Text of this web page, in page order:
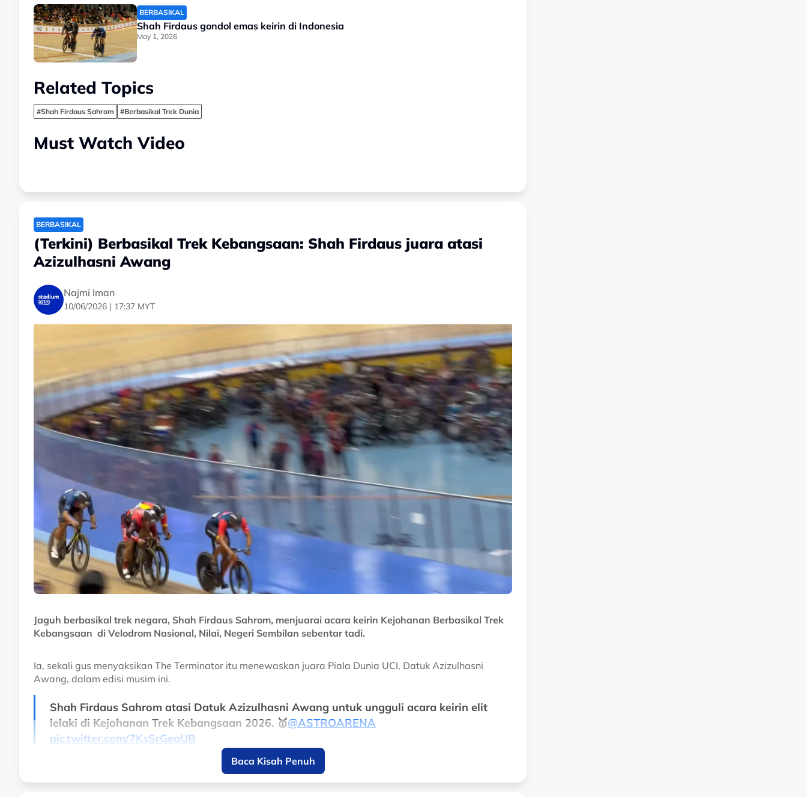
BERBASIKAL
Shah Firdaus gondol emas keirin di Indonesia
May 1, 2026
Related Topics
#Shah Firdaus Sahrom #Berbasikal Trek Dunia
Must Watch Video
BERBASIKAL
(Terkini) Berbasikal Trek Kebangsaan: Shah Firdaus juara atasi
Azizulhasni Awang
Najmi Iman
10/06/2026 | 17:37 MYT
Jaguh berbasikal trek negara, Shah Firdaus Sahrom, menjuarai acara keirin Kejohanan Berbasikal Trek
Kebangsaan di Velodrom Nasional, Nilai, Negeri Sembilan sebentar tadi.
Ia, sekali gus menyaksikan The Terminator itu menewaskan juara Piala Dunia UCI, Datuk Azizulhasni
Awang, dalam edisi musim ini.
Shah Firdaus Sahrom atasi Datuk Azizulhasni Awang untuk ungguli acara keirin elit
lelaki di Kejohanan Trek Kebangsaan 2026. 🥇@ASTROARENA
pic.twitter.com/7KsSrGeaUB
— Zulhelmi Zainal Azam (@zulhelmizainal1)June 10, 2026
Baca Kisah Penuh